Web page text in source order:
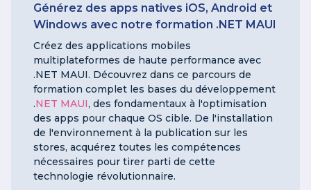
Générez des apps natives iOS, Android et
Windows avec notre formation .NET MAUI
Créez des applications mobiles
multiplateformes de haute performance avec
.NET MAUI. Découvrez dans ce parcours de
formation complet les bases du développement
.NET MAUI, des fondamentaux à l'optimisation
des apps pour chaque OS cible. De l'installation
de l'environnement à la publication sur les
stores, acquérez toutes les compétences
nécessaires pour tirer parti de cette
technologie révolutionnaire.